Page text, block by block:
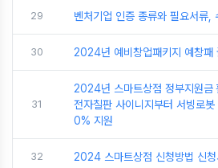
29 벤처기업 인증 종류와 필요서류,
30 2024년 예비창업패키지 예창패
31
2024년 스마트상점 정부지원금
전자칠판 사이니지부터 서빙로
0% 지원
32 2024 스마트상점 신청방법 신